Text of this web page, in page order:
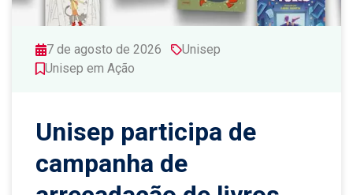
7 de agosto de 2026
Unisep
Unisep em Ação
Unisep participa de
campanha de